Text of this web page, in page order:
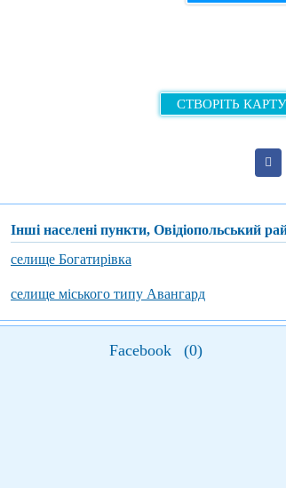
СТВОРІТЬ
Інші населені пункти, Овідіопольський
селище Богатирівка
селище міського типу Авангард
Facebook (0)